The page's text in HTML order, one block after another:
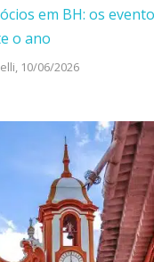
em BH: os
o ano
10/06/2026